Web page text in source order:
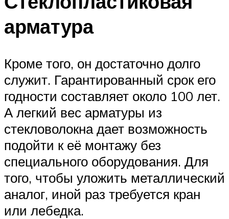
арматура
Кроме того, он достаточно долго
служит. Гарантированный срок его
годности составляет около 100 лет.
А легкий вес арматуры из
стекловолокна дает возможность
подойти к её монтажу без
специального оборудования. Для
того, чтобы уложить металлический
аналог, иной раз требуется кран
или лебедка.